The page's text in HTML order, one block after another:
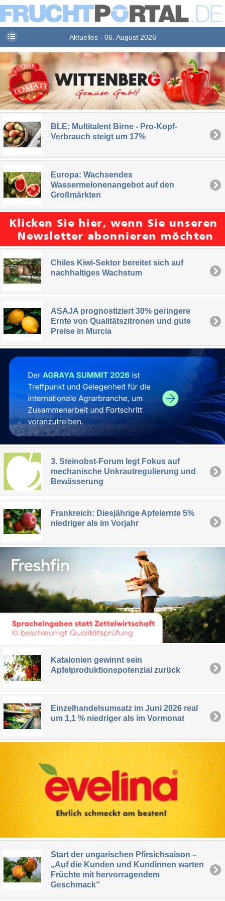
Aktuelles - 06. August 2026
BLE: Multitalent Birne - Pro-Kopf-
Verbrauch steigt um 17%
Europa: Wachsendes
Wassermelonenangebot auf den
Großmärkten
Chiles Kiwi-Sektor bereitet sich auf
nachhaltiges Wachstum
ASAJA prognostiziert 30% geringere
Ernte von Qualitätszitronen und gute
Preise in Murcia
3. Steinobst-Forum legt Fokus auf
mechanische Unkrautregulierung und
Bewässerung
Frankreich: Diesjährige Apfelernte 5%
niedriger als im Vorjahr
Katalonien gewinnt sein
Apfelproduktionspotenzial zurück
Einzelhandelsumsatz im Juni 2026 real
um 1,1 % niedriger als im Vormonat
Start der ungarischen Pfirsichsaison –
„Auf die Kunden und Kundinnen warten
Früchte mit hervorragendem
Geschmack“